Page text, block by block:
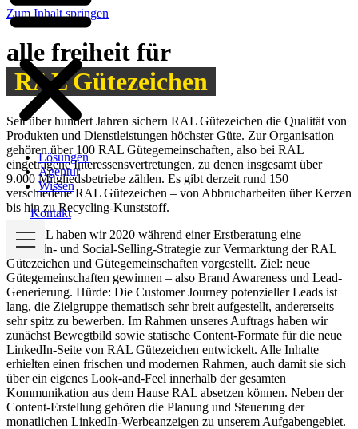
Zum Inhalt springen
Lösungen
Agentur
Wissen
Kontakt
alle freiheit für
RAL Gütezeichen
Seit über hundert Jahren sichern RAL Gütezeichen die Qualität von
Produkten und Dienstleistungen höchster Güte. Zur Organisation
gehören über 100 RAL Gütegemeinschaften, also bei RAL
eingetragene Interessensvertretungen, zu denen insgesamt über
9.000 Mitgliedsbetriebe zählen. Es gibt derzeit rund 150
verschiedene RAL Gütezeichen – von Abbrucharbeiten über Kerzen
bis hin zu Recycling-Kunststoff.
Für RAL haben wir 2020 während einer Erstberatung eine
LinkedIn- und Social-Selling-Strategie zur Vermarktung der RAL
Gütezeichen und Gütegemeinschaften vorgestellt. Ziel: neue
Gütegemeinschaften gewinnen – also Brand Awareness und Lead-
Generierung. Hürde: Die Customer Journey potenzieller Leads ist
lang, die Zielgruppe thematisch sehr breit aufgestellt, andererseits
sehr spitz zu bewerben. Im Rahmen unseres Auftrags haben wir
zunächst Bewegtbild sowie statische Content-Formate für die neue
LinkedIn-Seite von RAL Gütezeichen entwickelt. Alle Inhalte
erhielten einen frischen und modernen Rahmen, auch damit sie sich
über ein eigenes Look-and-Feel innerhalb der gesamten
Kommunikation aus dem Hause RAL absetzen können. Neben der
Content-Erstellung gehören die Planung und Steuerung der
monatlichen LinkedIn-Werbeanzeigen zu unserem Aufgabengebiet.